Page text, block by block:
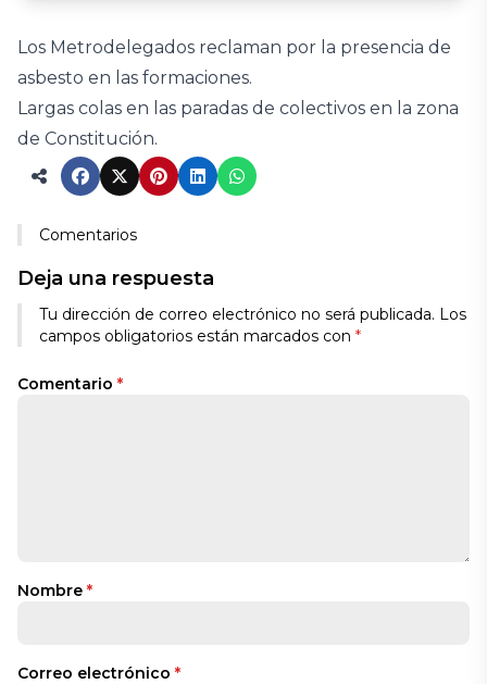
Los Metrodelegados reclaman por la presencia de
asbesto en las formaciones.
Largas colas en las paradas de colectivos en la zona
de Constitución.
Comentarios
Deja una respuesta
Tu dirección de correo electrónico no será publicada. Los
campos obligatorios están marcados con *
Comentario *
Nombre *
Correo electrónico *